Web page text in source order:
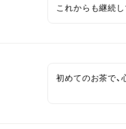
これからも継続し
初めてのお茶で、